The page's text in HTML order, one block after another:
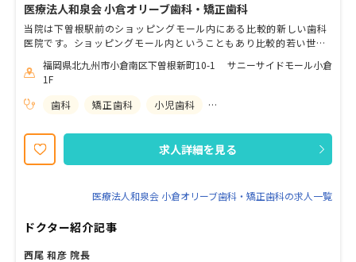
医療法人和泉会 小倉オリーブ歯科・矯正歯科
当院は下曽根駅前のショッピングモール内にある比較的新しい歯科
医院です。ショッピングモール内ということもあり比較的若い世代
も、しっかり個々のペースを見ながら無理なくお仕事に臨んでいた
だきます。 当院は患者様とのコミュニケーションを第一に考え、よ
く話を聞き、それぞれに合った形で診療を行っております。予約の
取り方もお一人最低30分は確保しております。 人と話をするのが好
れて適当な診療をしたくない方など、是非一緒に患者様のお口の健
康を守っていきましょう！
福岡県北九州市小倉南区下曽根新町10-1 サニーサイドモール小倉
1F
歯科
矯正歯科 小児歯科
求人詳細を見る
医療法人和泉会 小倉オリーブ歯科・矯正歯科の求人一覧
ドクター紹介記事
西尾 和彦 院長